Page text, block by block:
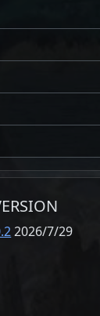
2026/7/29